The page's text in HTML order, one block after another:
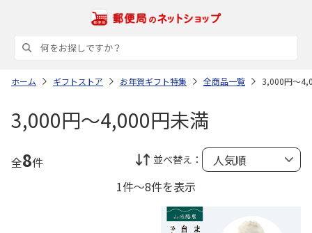
ホーム ギフトストア お年賀ギフト特集 全商品一覧 3,000円～
3,000円～4,000円未満
全8件 並べ替え：
1件～8件を表示